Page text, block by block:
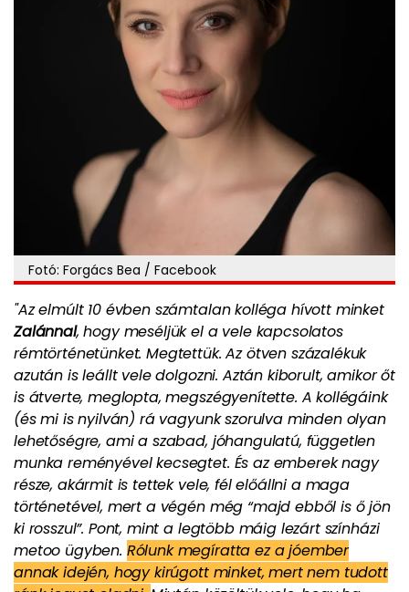
Fotó: Forgács Bea / Facebook
"Az elmúlt 10 évben számtalan kolléga hívott minket
Zalánnal, hogy meséljük el a vele kapcsolatos
rémtörténetünket. Megtettük. Az ötven százalékuk
azután is leállt vele dolgozni. Aztán kiborult, amikor őt
is átverte, meglopta, megszégyenítette. A kollégáink
(és mi is nyilván) rá vagyunk szorulva minden olyan
lehetőségre, ami a szabad, jóhangulatú, független
munka reményével kecsegtet. És az emberek nagy
része, akármit is tettek vele, fél előállni a maga
történetével, mert a végén még “majd ebből is ő jön
ki rosszul”. Pont, mint a legtöbb máig lezárt színházi
metoo ügyben. Rólunk megíratta ez a jóember
annak idején, hogy kirúgott minket, mert nem tudott